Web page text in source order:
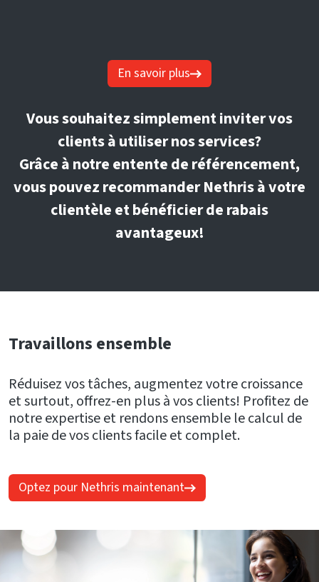
En savoir plus
Vous souhaitez simplement inviter vos
clients à utiliser nos services?
Grâce à notre entente de référencement,
vous pouvez recommander Nethris à votre
clientèle et bénéficier de rabais
avantageux!
Travaillons ensemble
Réduisez vos tâches, augmentez votre croissance
et surtout, offrez-en plus à vos clients! Profitez de
notre expertise et rendons ensemble le calcul de
la paie de vos clients facile et complet.
Optez pour Nethris maintenant